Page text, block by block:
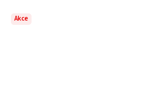
Akce